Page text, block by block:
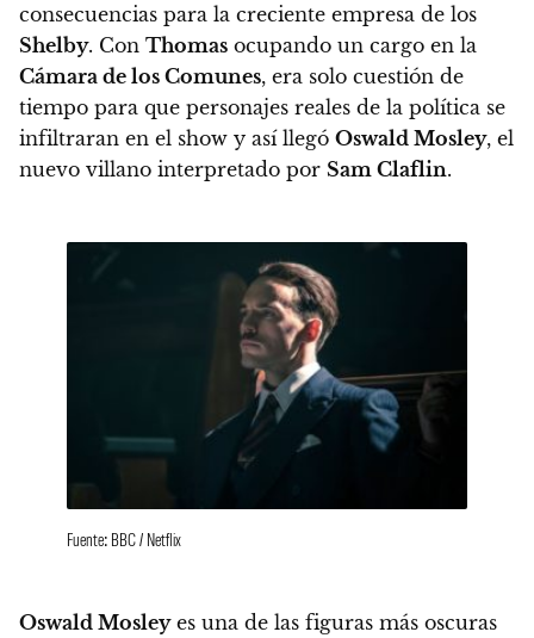
consecuencias para la creciente empresa de los
Shelby. Con Thomas ocupando un cargo en la
Cámara de los Comunes, era solo cuestión de
tiempo para que personajes reales de la política se
infiltraran en el show y así llegó Oswald Mosley, el
nuevo villano interpretado por Sam Claflin.
Fuente: BBC / Netflix
Oswald Mosleyes una de las figuras más oscuras